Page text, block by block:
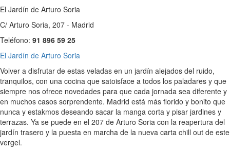
El Jardín de Arturo Soria
C/ Arturo Soria, 207 - Madrid
Teléfono: 91 896 59 25
El Jardín de Arturo Soria
Volver a disfrutar de estas veladas en un jardín alejados del ruido,
tranquilos, con una cocina que satoisface a todos los paladares y que
siempre nos ofrece novedades para que cada jornada sea diferente y
en muchos casos sorprendente. Madrid está más florido y bonito que
nunca y estakmos deseando sacar la manga corta y pisar jardines y
terrazas. Ya se puede en el 207 de Arturo Soria con la reapertura del
jardín trasero y la puesta en marcha de la nueva carta chill out de este
vergel.